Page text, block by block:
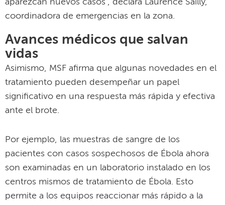
aparezcan nuevos casos", declara Laurence Sailly,
coordinadora de emergencias en la zona.
Avances médicos que salvan
vidas
Asimismo, MSF afirma que algunas novedades en el
tratamiento pueden desempeñar un papel
significativo en una respuesta más rápida y efectiva
ante el brote.
Por ejemplo, las muestras de sangre de los
pacientes con casos sospechosos de Ébola ahora
son examinadas en un laboratorio instalado en los
centros mismos de tratamiento de Ébola. Esto
permite a los equipos reaccionar más rápido a la